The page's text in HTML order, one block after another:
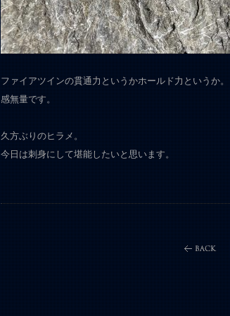
ファイアツインの貫通力というかホールド力というか。
感無量です。
久方ぶりのヒラメ。
今日は刺身にして堪能したいと思います。